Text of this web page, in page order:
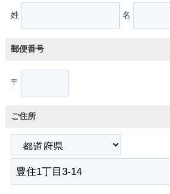
姓 名
郵便番号
〒
ご住所